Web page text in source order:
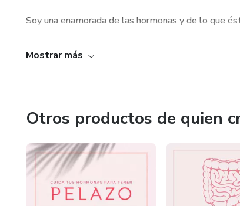
Soy una enamorada de las hormonas y de lo que
Mostrar más
Otros productos de quien